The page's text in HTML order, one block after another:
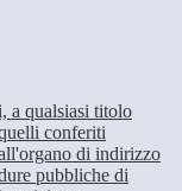
a qualsiasi titolo
conferiti
di indirizzo
pubbliche di